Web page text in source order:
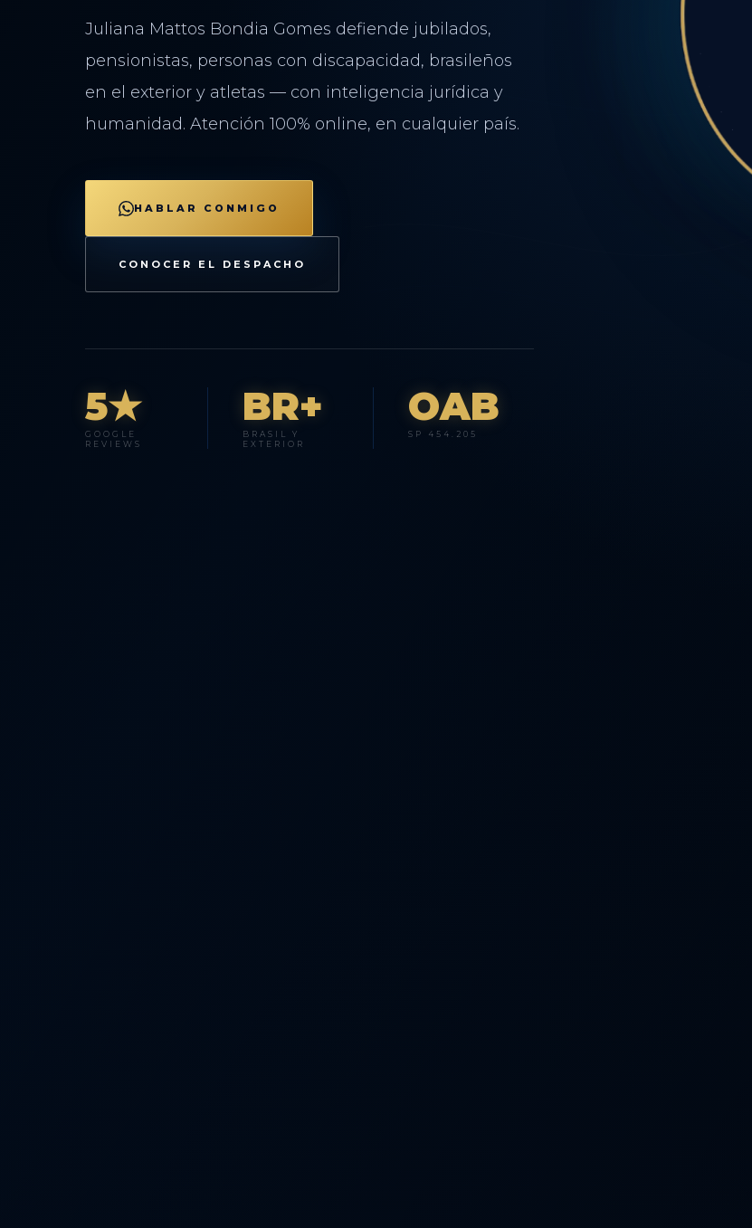
Juliana Mattos Bondia Gomes defiende jubilados,
pensionistas, personas con discapacidad, brasileños
en el exterior y atletas — con inteligencia jurídica y
humanidad. Atención 100% online, en cualquier país.
HABLAR CONMIGO
CONOCER EL DESPACHO
5★
GOOGLE
REVIEWS
BR+
BRASIL Y
EXTERIOR
OAB
SP 454.205